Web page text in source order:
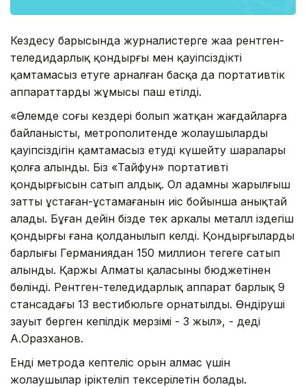
Кездесу барысында журналистерге жаңа рентген-
теледидарлық қондырғы мен қауіпсіздікті
қамтамасыз етуге арналған басқа да портативтік
аппараттардың жұмысы паш етілді.
«Әлемде соңғы кездері болып жатқан жағдайларға
байланысты, метрополитенде жолаушылардың
қауіпсіздігін қамтамасыз етуді күшейту шаралары
қолға алынды. Біз «Тайфун» портативті
қондырғысын сатып алдық. Ол адамның жарылғыш
затты ұстаған-ұстамағанын иіс бойынша анықтай
алады. Бұған дейін бізде тек аркалы металл іздегіш
қондырғы ғана қолданылып келді. Қондырғылардың
барлығы Германиядан 150 миллион теңгеге сатып
алынды. Қаржы Алматы қаласының бюджетінен
бөлінді. Рентген-теледидарлық аппарат барлық 9
стансадағы 13 вестибюльге орнатылды. Өндіруші
зауыт берген кепілдік мерзімі - 3 жыл», - деді
А.Оразханов.
Енді метрода кептеліс орын алмас үшін
жолаушылар іріктеліп тексерілетін болады.